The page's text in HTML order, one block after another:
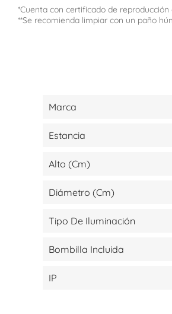
*Cuenta con certificado de reproducción
**Se recomienda limpiar con un paño
Marca
Estancia
Alto (cm)
Diámetro (cm)
Tipo De Iluminación
Bombilla Incluida
IP